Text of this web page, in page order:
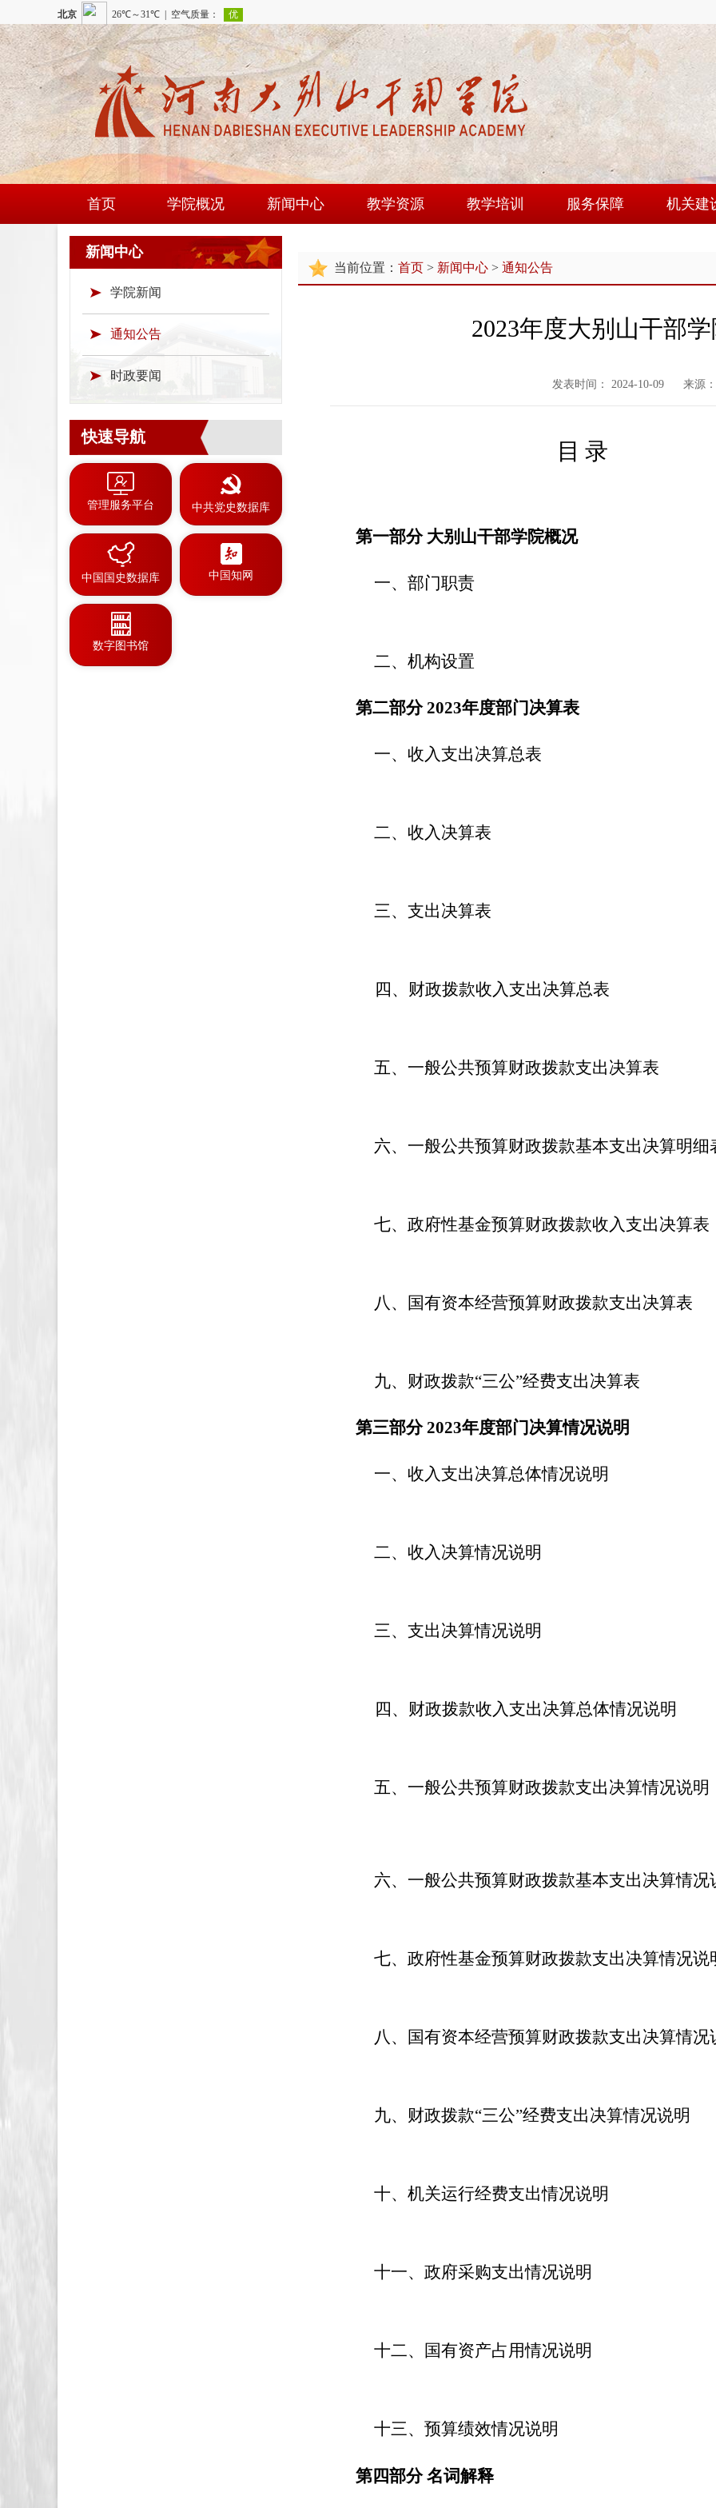
首页 学院概况
学院简介
现任领导
新闻中心
通知公告
教学资源
师资队伍
教学培训
学员论坛
大别山讲堂
服务保障 机关建
教工园
新闻中心
学院新闻
通知公告
时政要闻
快速导航
管理服务平台 中共党史数据库
中国国史数据库 中国知网
数字图书馆
当前位置： 首页 > 新闻中心 > 通知公告
2023年度大别山干部
发表时间： 2024-10-09 来源
目 录
第一部分 大别山干部学院概况
一、部门职责
二、机构设置
第二部分 2023年度部门决算表
一、收入支出决算总表
二、收入决算表
三、支出决算表
四、财政拨款收入支出决算总表
五、一般公共预算财政拨款支出决算表
六、一般公共预算财政拨款基本支出决算明细
七、政府性基金预算财政拨款收入支出决算表
八、国有资本经营预算财政拨款支出决算表
九、财政拨款“三公”经费支出决算表
第三部分 2023年度部门决算情况说明
一、收入支出决算总体情况说明
二、收入决算情况说明
三、支出决算情况说明
四、财政拨款收入支出决算总体情况说明
五、一般公共预算财政拨款支出决算情况说明
六、一般公共预算财政拨款基本支出决算情况
七、政府性基金预算财政拨款支出决算情况说
八、国有资本经营预算财政拨款支出决算情况
九、财政拨款“三公”经费支出决算情况说明
十、机关运行经费支出情况说明
十一、政府采购支出情况说明
十二、国有资产占用情况说明
十三、预算绩效情况说明
第四部分 名词解释